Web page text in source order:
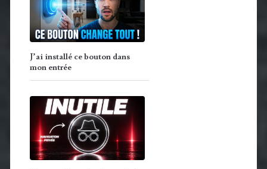
J’ai installé ce bouton dans
mon entrée